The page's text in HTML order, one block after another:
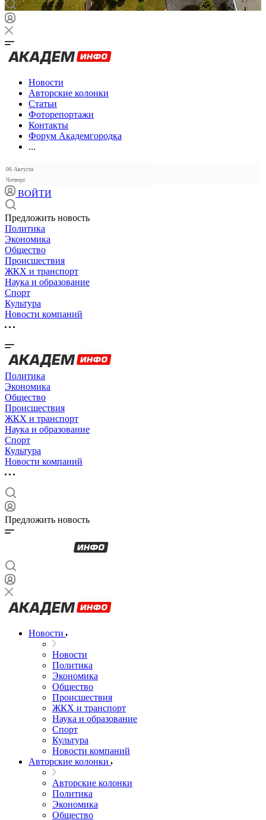
Новости
Авторские колонки
Статьи
Фоторепортажи
Контакты
Форум Академгородка
...
06 Августа
Четверг
ВОЙТИ
Предложить новость
Политика
Экономика
Общество
Происшествия
ЖКХ и транспорт
Наука и образование
Спорт
Культура
Новости компаний
Политика
Экономика
Общество
Происшествия
ЖКХ и транспорт
Наука и образование
Спорт
Культура
Новости компаний
Предложить новость
Новости
Новости
Политика
Экономика
Общество
Происшествия
ЖКХ и транспорт
Наука и образование
Спорт
Культура
Новости компаний
Авторские колонки
Авторские колонки
Политика
Экономика
Общество